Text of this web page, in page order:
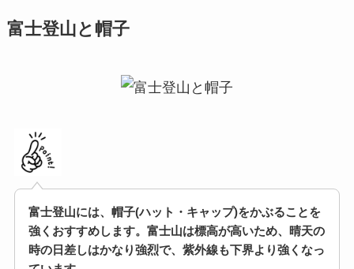
富士登山と帽子
富士登山には、帽子(ハット・キャップ)をかぶることを
強くおすすめします。富士山は標高が高いため、晴天の
時の日差しはかなり強烈で、紫外線も下界より強くなっ